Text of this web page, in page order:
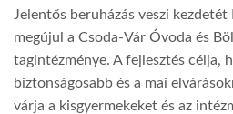
Jelentős beruházás veszi kezdetét
megújul a Csoda-Vár Óvoda és
tagintézménye. A fejlesztés célja,
biztonságosabb és a mai
várja a kisgyermekeket és az